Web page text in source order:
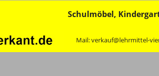
Schulmöbel,
Mail: verkauf@lehrmittel-